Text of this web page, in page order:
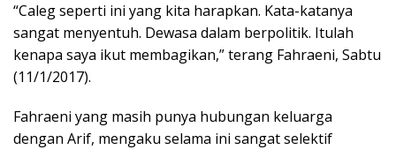
“Caleg seperti ini yang kita harapkan. Kata-katanya
sangat menyentuh. Dewasa dalam berpolitik. Itulah
kenapa saya ikut membagikan,” terang Fahraeni, Sabtu
(11/1/2017).
Fahraeni yang masih punya hubungan keluarga
dengan Arif, mengaku selama ini sangat selektif